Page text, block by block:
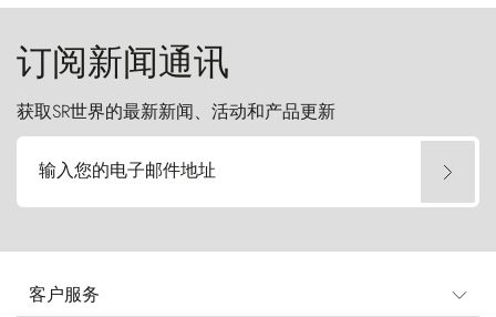
订阅新闻通讯
获取SR世界的最新新闻、活动和产品更新
输入您的电子邮件地址
客户服务